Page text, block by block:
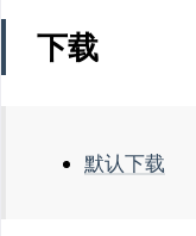
下载
默认下载